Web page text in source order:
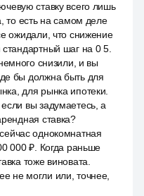
ставку всего лишь
то есть на самом деле
ожидали, что снижение
шаг на 0 5.
снизили, и вы
бы должна быть для
для рынка ипотеки.
вы задумаетесь, а
ставка?
однокомнатная
000 ₽. Когда раньше
тоже виновата.
не могли или, точнее,